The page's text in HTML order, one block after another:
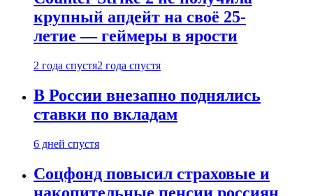
крупный апдейт на своё 25-
летие — геймеры в ярости
2 года спустя2 года спустя
В России внезапно поднялись
ставки по вкладам
6 дней спустя
Соцфонд повысил страховые и